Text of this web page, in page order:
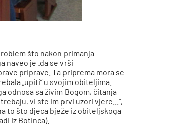
što nakon primanja
naveo je „da se vrši
priprave. Ta priprema mora se
„upiti“ u svojim obiteljima.
odnosa sa živim Bogom, čitanja
vi ste im prvi uzori vjere...“,
to što djeca bježe iz obiteljskoga
iz Botinca).